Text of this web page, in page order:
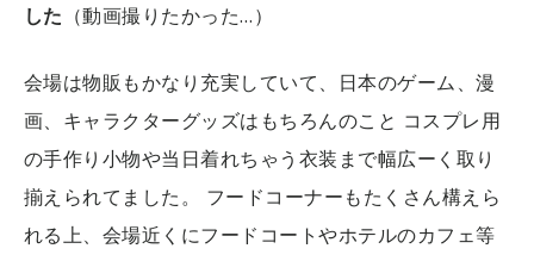
した （動画撮りたかった…）
会場は物販もかなり充実していて、日本のゲーム、漫
画、キャラクターグッズはもちろんのこと コスプレ用
の手作り小物や当日着れちゃう衣装まで幅広ーく取り
揃えられてました。
フードコーナーもたくさん構えら
れる上、会場近くにフードコートやホテルのカフェ等